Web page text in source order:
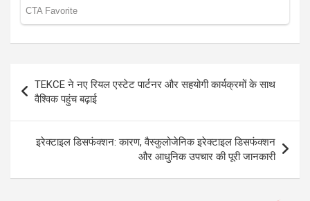
navigation
TEKCE ने नए रियल एस्टेट पार्टनर और सहयोगी कार्यक्रमों के साथ
वैश्विक पहुंच बढ़ाई
इरेक्टाइल डिसफंक्शन: कारण, वैस्कुलोजेनिक इरेक्टाइल डिसफंक्शन
और आधुनिक उपचार की पूरी जानकारी